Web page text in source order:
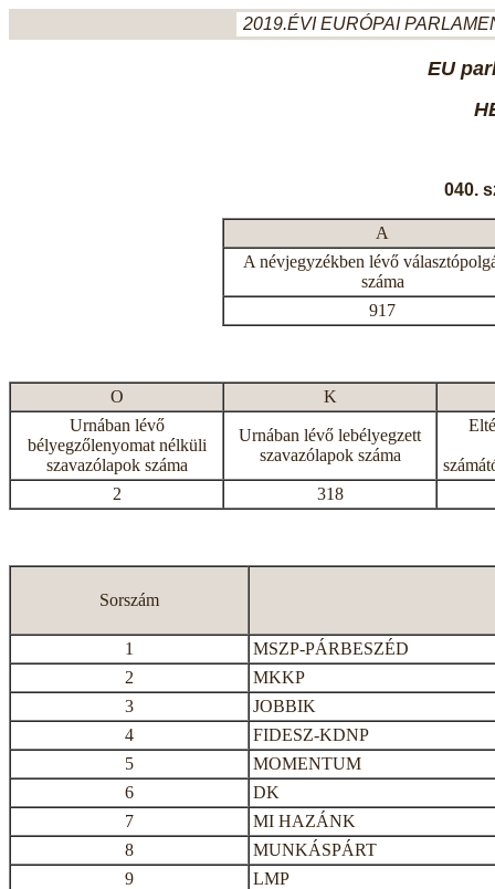
2019.ÉVI EURÓPAI
EU
040.
A
A névjegyzékben lévő
száma
917
O
K
Urnában lévő
bélyegzőlenyomat nélküli
szavazólapok száma
Urnában lévő lebélyegzett
szavazólapok száma
2
318
Sorszám
1
MSZP-PÁRBESZÉD
2
MKKP
3
JOBBIK
4
FIDESZ-KDNP
5
MOMENTUM
6
DK
7
MI HAZÁNK
8
MUNKÁSPÁRT
9
LMP